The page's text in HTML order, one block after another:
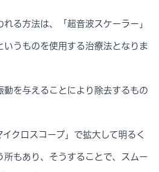
る方法は、「超音波スケーラー」
うものを使用する治療法となりま
を与えることにより除去するもの
クロスコープ」で拡大して明るく
もあり、そうすることで、スムー